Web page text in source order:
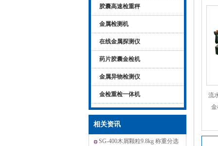
胶囊高速检重秤
金属检测机
在线金属探测仪
药片胶囊金检机
金属异物检测仪
金检重检一体机
相关资讯
SG-400木屑颗粒9.8kg 称重分选
流